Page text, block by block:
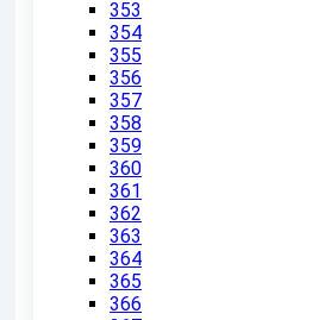
353
354
355
356
357
358
359
360
361
362
363
364
365
366